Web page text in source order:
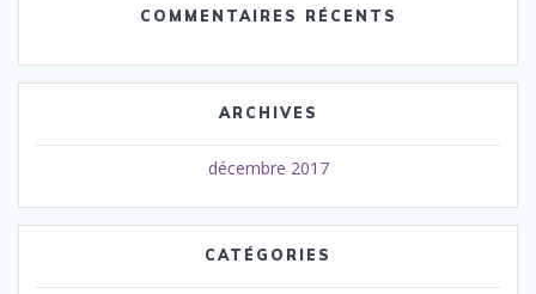
COMMENTAIRES RÉCENTS
ARCHIVES
décembre 2017
CATÉGORIES